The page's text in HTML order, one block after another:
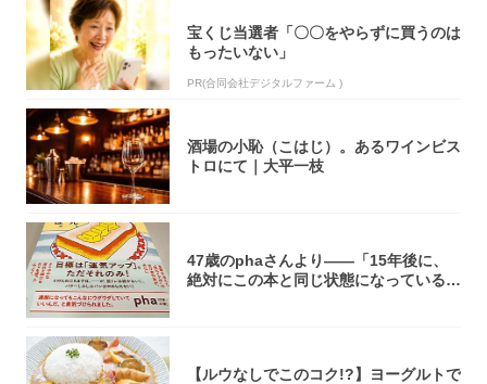
宝くじ当選者「〇〇をやらずに買うのは
もったいない」
PR(合同会社デジタルファーム )
酒場の小恥（こはじ）。あるワインビス
トロにて｜大平一枝
47歳のphaさんより――「15年後に、
絶対にこの本と同じ状態になっている自
【ルウなしでこのコク!?】ヨーグルトで